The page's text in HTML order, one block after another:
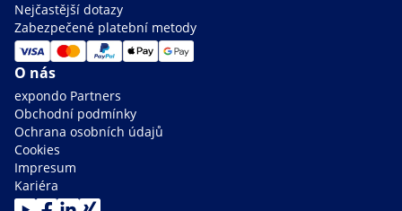
Nejčastější dotazy
Zabezpečené platební metody
O nás
expondo Partners
Obchodní podmínky
Ochrana osobních údajů
Cookies
Impresum
Kariéra